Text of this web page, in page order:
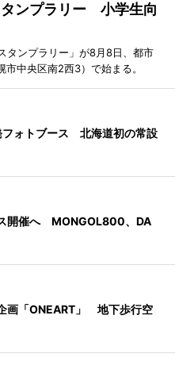
ンプラリー 小学生向
タンプラリー」が8月8日、都市
中央区南2西3）で始まる。
フォトブース 北海道初の常設
開催へ MONGOL800、DA
画「ONEART」 地下歩行空